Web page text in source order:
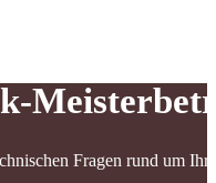
Fragen rund um